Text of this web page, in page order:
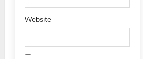
Website